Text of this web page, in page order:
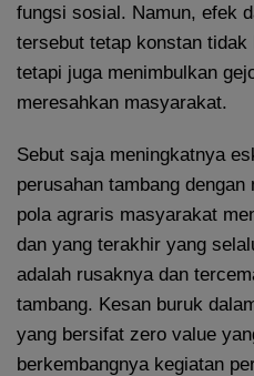
fungsi sosial. Namun, efek
tersebut tetap konstan tidak
tetapi juga menimbulkan
meresahkan masyarakat.
Sebut saja meningkatnya
perusahan tambang
pola agraris masyarakat
dan yang terakhir yang
adalah rusaknya dan
tambang. Kesan buruk
yang bersifat zero value
berkembangnya kegiatan